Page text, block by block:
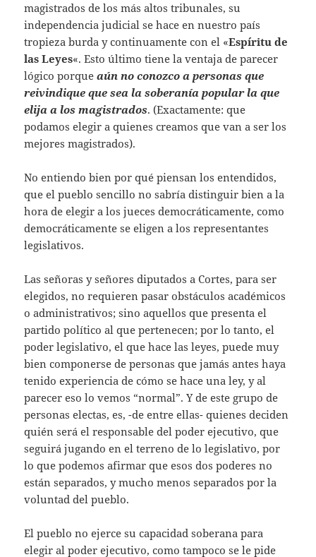
magistrados de los más altos tribunales, su
independencia judicial se hace en nuestro país
tropieza burda y continuamente con el «Espíritu de
las Leyes«. Esto último tiene la ventaja de parecer
lógico porqueaún no conozco a personas que
reivindique que sea la soberanía popular la que
elija a los magistrados. (Exactamente: que
podamos elegir a quienes creamos que van a ser los
mejores magistrados).
No entiendo bien por qué piensan los entendidos,
que el pueblo sencillo no sabría distinguir bien a la
hora de elegir a los jueces democráticamente, como
democráticamente se eligen a los representantes
legislativos.
Las señoras y señores diputados a Cortes, para ser
elegidos, no requieren pasar obstáculos académicos
o administrativos; sino aquellos que presenta el
partido político al que pertenecen; por lo tanto, el
poder legislativo, el que hace las leyes, puede muy
bien componerse de personas que jamás antes haya
tenido experiencia de cómo se hace una ley, y al
parecer eso lo vemos “normal”. Y de este grupo de
personas electas, es, -de entre ellas- quienes deciden
quién será el responsable del poder ejecutivo, que
seguirá jugando en el terreno de lo legislativo, por
lo que podemos afirmar que esos dos poderes no
están separados, y mucho menos separados por la
voluntad del pueblo.
El pueblo no ejerce su capacidad soberana para
elegir al poder ejecutivo, como tampoco se le pide